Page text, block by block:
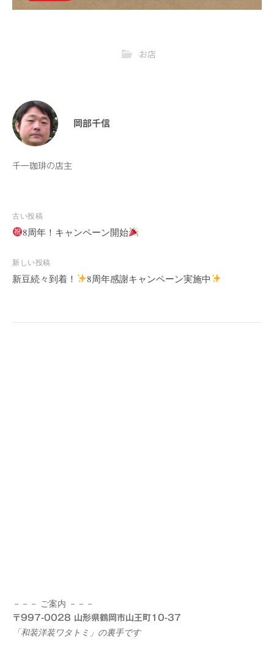
お店
岡部千信
千一珈琲の店主
投
稿
ビ
ゲ
古い投稿
8周年！キャンペーン開始
新しい投稿
新豆続々到着！ 8周年感謝キャンペーン実施中
－－－ ご案内 －－－
〒997-0028 山形県鶴岡市山王町10-37
「和装洋装ワタトミ」の裏手です